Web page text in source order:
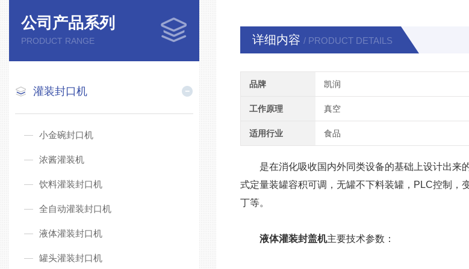
公司产品系列
PRODUCT RANGE
灌装封口机
小金碗封口机
浓酱灌装机
饮料灌装封口机
全自动灌装封口机
液体灌装封口机
罐头灌装封口机
详细内容 / PRODUCT DETAILS
品牌 凯润
工作原理 真空
适用行业 食品
是在消化吸收国内外同类设备的基础上设计出来
式定量装罐容积可调，无罐不下料装罐，PLC控制，
丁等。
液体灌装封盖机主要技术参数：